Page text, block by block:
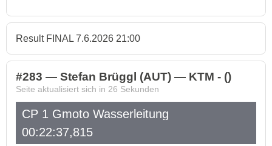
Result FINAL 7.6.2026 21:00
#283 — Stefan Brüggl (AUT) — KTM - ()
Seite aktualisiert sich in 26 Sekunden
CP 1 Gmoto Wasserleitung
00:22:37,815